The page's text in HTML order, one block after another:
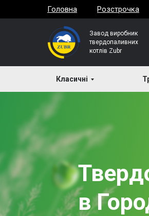
Розстрочка
Головна
Завод виробник
твердопаливних
котлів Zubr
Класичні
в